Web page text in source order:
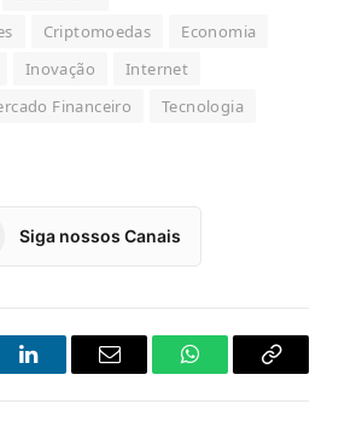
Criptomoedas
Economia
Inovação
Internet
Financeiro
Tecnologia
Siga nossos Canais
LinkedInEmail WhatsAppCopy